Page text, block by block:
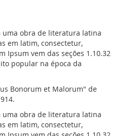
uma obra de literatura latina
em latim, consectetur,
Ipsum vem das seções 1.10.32
popular na época da
Bonorum et Malorum" de
uma obra de literatura latina
em latim, consectetur,